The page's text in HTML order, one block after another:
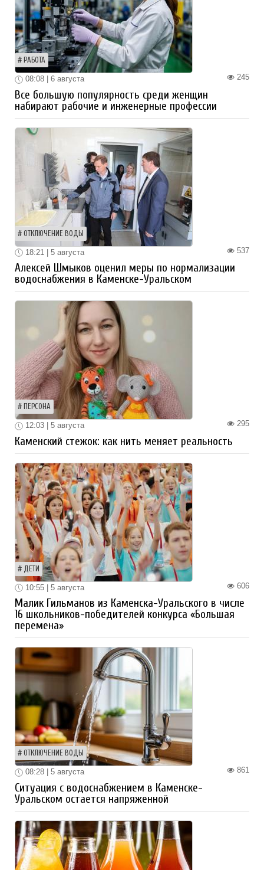
РАБОТА
245
08:08 | 6 августа
Все большую популярность среди женщин
набирают рабочие и инженерные профессии
ОТКЛЮЧЕНИЕ ВОДЫ
537
18:21 | 5 августа
Алексей Шмыков оценил меры по нормализации
водоснабжения в Каменске-Уральском
ПЕРСОНА
295
12:03 | 5 августа
Каменский стежок: как нить меняет реальность
ДЕТИ
606
10:55 | 5 августа
Малик Гильманов из Каменска-Уральского в числе
16 школьников-победителей конкурса «Большая
перемена»
ОТКЛЮЧЕНИЕ ВОДЫ
861
08:28 | 5 августа
Ситуация с водоснабжением в Каменске-
Уральском остается напряженной